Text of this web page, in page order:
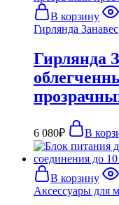
В корзину
Гирлянда Занавес
Гирлянда
6 080₽ В
В корзину
Аксессуары для